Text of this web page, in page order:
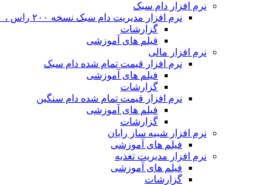
نرم افزار دام سبک
نرم افزار مدیریت دام سبک نسخه ۲۰۰ راس ، ۴۰۰ راس و نا محدود
گزارشات
فیلم های آموزشی
نرم افزار مالی
نرم افزار قیمت تمام شده دام سبک
فیلم های آموزشی
گزارشات
نرم افزار قیمت تمام شده دام سنگین
فیلم های آموزشی
گزارشات
نرم افزار شبیه ساز رایان
فیلم های آموزشی
نرم افزار مدیریت تغذیه
فیلم های آموزشی
گزارشات